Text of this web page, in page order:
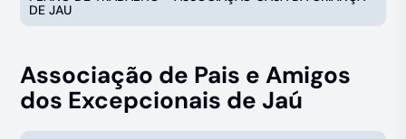
DE JAU
Associação de Pais e Amigos
dos Excepcionais de Jaú